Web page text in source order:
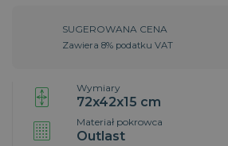
SUGEROWANA CENA
Zawiera 8% podatku VAT
Wymiary
72x42x15 cm
Materiał pokrowca
Outlast